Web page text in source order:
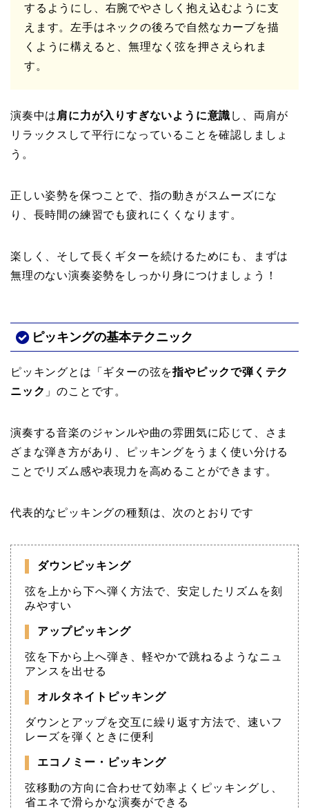
するようにし、右腕でやさしく抱え込むように支
えます。左手はネックの後ろで自然なカーブを描
くように構えると、無理なく弦を押さえられま
す。
演奏中は 肩に力が入りすぎないように意識 し、両肩が
リラックスして平行になっていることを確認しましょ
う。
正しい姿勢を保つことで、指の動きがスムーズにな
り、長時間の練習でも疲れにくくなります。
楽しく、そして長くギターを続けるためにも、まずは
無理のない演奏姿勢をしっかり身につけましょう！
ピッキングの基本テクニック
ピッキングとは「ギターの弦を指やピックで弾くテク
ニック 」のことです。
演奏する音楽のジャンルや曲の雰囲気に応じて、さま
ざまな弾き方があり、ピッキングをうまく使い分ける
ことでリズム感や表現力を高めることができます。
代表的なピッキングの種類は、次のとおりです
ダウンピッキング
弦を上から下へ弾く方法で、安定したリズムを刻
みやすい
アップピッキング
弦を下から上へ弾き、軽やかで跳ねるようなニュ
アンスを出せる
オルタネイトピッキング
ダウンとアップを交互に繰り返す方法で、速いフ
レーズを弾くときに便利
エコノミー・ピッキング
弦移動の方向に合わせて効率よくピッキングし、
省エネで滑らかな演奏ができる